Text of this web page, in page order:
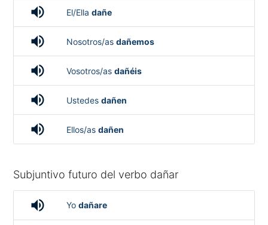
volume_up El/Ella dañe
volume_up Nosotros/as dañemos
volume_up Vosotros/as dañéis
volume_up Ustedes dañen
volume_up Ellos/as dañen
Subjuntivo futuro del verbo dañar
volume_up Yo dañare